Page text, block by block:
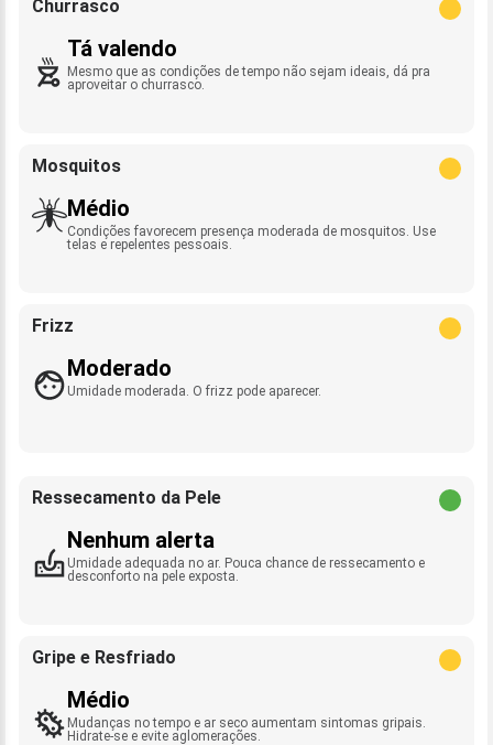
Churrasco
Tá valendo
Mesmo que as condições de tempo não sejam ideais, dá pra
aproveitar o churrasco.
Mosquitos
Médio
Condições favorecem presença moderada de mosquitos. Use
telas e repelentes pessoais.
Frizz
Moderado
Umidade moderada. O frizz pode aparecer.
Ressecamento da Pele
Nenhum alerta
Umidade adequada no ar. Pouca chance de ressecamento e
desconforto na pele exposta.
Gripe e Resfriado
Médio
Mudanças no tempo e ar seco aumentam sintomas gripais.
Hidrate-se e evite aglomerações.